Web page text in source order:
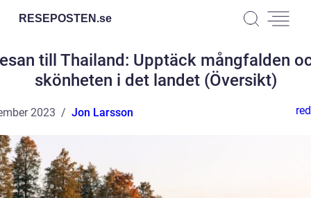
RESEPOSTEN.se
till Thailand: Upptäck mångfalden
skönheten i det landet (Översikt)
2023 Jon Larsson